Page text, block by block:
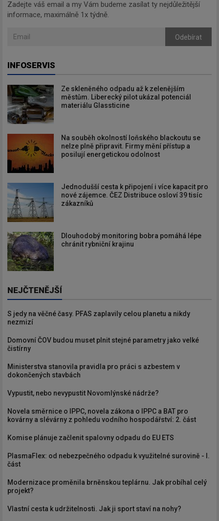
Zadejte váš email a my Vám budeme zasílat ty nejdůležitější
informace, maximálně 1x týdně.
Odebírat
INFOSERVIS
Ze skleněného odpadu až k zelenějším
městům. Liberecký pilot ukázal potenciál
materiálu Glassticine
Na souběh okolností loňského blackoutu se
nelze plně připravit. Firmy mění přístup a
posilují energetickou odolnost
Jednodušší cesta k připojení i více kapacit pro
nové zájemce. ČEZ Distribuce osloví 39 tisíc
zákazníků
Dlouhodobý monitoring bobra pomáhá lépe
chránit rybniční krajinu
NEJČTENĚJŠÍ
S jedy na věčné časy. PFAS zaplavily celou planetu a nikdy
nezmizí
Domovní ČOV budou muset plnit stejné parametry jako velké
čistírny
Ministerstva stanovila pravidla pro práci s azbestem v
dokončených stavbách
Vypustit, nebo nevypustit Novomlýnské nádrže?
Novela směrnice o IPPC, novela zákona o IPPC a BAT pro
kovárny a slévárny z pohledu vodního hospodářství: 2. část
Komise plánuje začlenit spalovny odpadu do EU ETS
PlasmaFlex: od nebezpečného odpadu k využitelné surovině - I.
část
Modernizace proměnila brněnskou teplárnu. Jak probíhal celý
projekt?
Vlastní cesta k udržitelnosti. Jak ji sport staví na nohy?